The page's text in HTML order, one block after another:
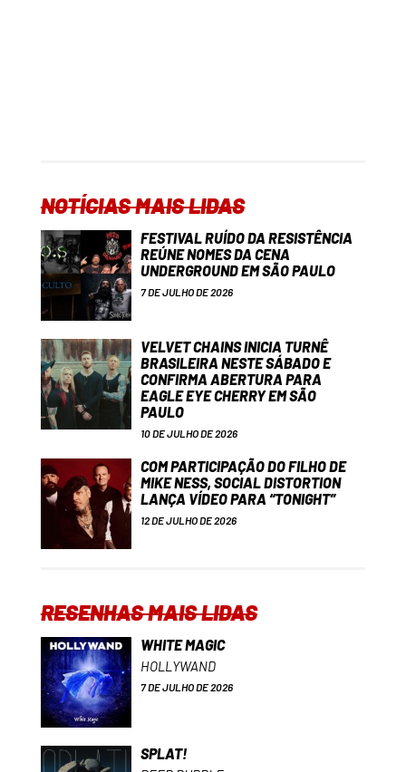
NOTÍCIAS MAIS LIDAS
FESTIVAL RUÍDO DA RESISTÊNCIA
REÚNE NOMES DA CENA
UNDERGROUND EM SÃO PAULO
7 DE JULHO DE 2026
VELVET CHAINS INICIA TURNÊ
BRASILEIRA NESTE SÁBADO E
CONFIRMA ABERTURA PARA
EAGLE EYE CHERRY EM SÃO
PAULO
10 DE JULHO DE 2026
COM PARTICIPAÇÃO DO FILHO DE
MIKE NESS, SOCIAL DISTORTION
LANÇA VÍDEO PARA “TONIGHT”
12 DE JULHO DE 2026
RESENHAS MAIS LIDAS
WHITE MAGIC
HOLLYWAND
7 DE JULHO DE 2026
SPLAT!